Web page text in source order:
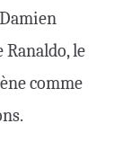
le
comme